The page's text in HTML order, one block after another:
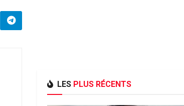
LES PLUS RÉCENTS